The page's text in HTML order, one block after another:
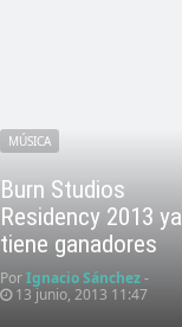
MÚSICA
Burn Studios
Residency 2013 ya
tiene ganadores
PorIgnacio Sánchez-
13 junio, 2013 11:47